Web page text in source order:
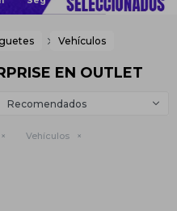
Vehículos
EN OUTLET
Recomendados
Vehículos